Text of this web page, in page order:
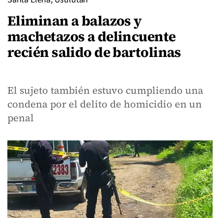
Eliminan a balazos y
machetazos a delincuente
recién salido de bartolinas
El sujeto también estuvo cumpliendo una
condena por el delito de homicidio en un
penal